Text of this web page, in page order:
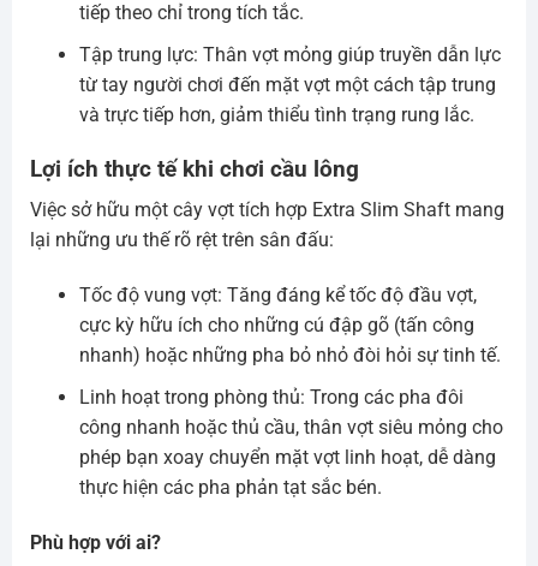
tiếp theo chỉ trong tích tắc.
Tập trung lực: Thân vợt mỏng giúp truyền dẫn lực
từ tay người chơi đến mặt vợt một cách tập trung
và trực tiếp hơn, giảm thiểu tình trạng rung lắc.
Lợi ích thực tế khi chơi cầu lông
Việc sở hữu một cây vợt tích hợp Extra Slim Shaft mang
lại những ưu thế rõ rệt trên sân đấu:
Tốc độ vung vợt: Tăng đáng kể tốc độ đầu vợt,
cực kỳ hữu ích cho những cú đập gõ (tấn công
nhanh) hoặc những pha bỏ nhỏ đòi hỏi sự tinh tế.
Linh hoạt trong phòng thủ: Trong các pha đôi
công nhanh hoặc thủ cầu, thân vợt siêu mỏng cho
phép bạn xoay chuyển mặt vợt linh hoạt, dễ dàng
thực hiện các pha phản tạt sắc bén.
Phù hợp với ai?